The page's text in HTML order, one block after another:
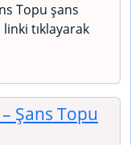
Topu şans
tıklayarak
– Şans Topu